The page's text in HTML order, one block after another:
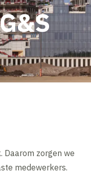
Daarom zorgen we
medewerkers.